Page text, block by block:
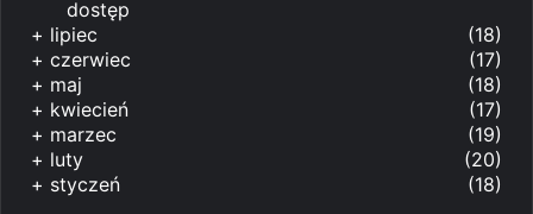
dostęp
+ lipiec
(18)
+ czerwiec
(17)
+ maj
(18)
+ kwiecień
(17)
+ marzec
(19)
+ luty
(20)
+ styczeń
(18)